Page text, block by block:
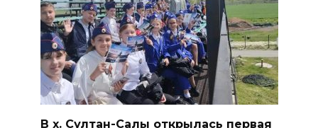
В х. Султан-Салы открылась первая